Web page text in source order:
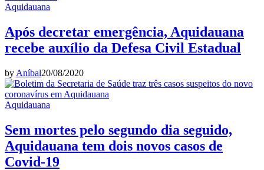
Aquidauana
Após decretar emergência, Aquidauana
recebe auxílio da Defesa Civil Estadual
by Aníbal20/08/2020
Aquidauana
Sem mortes pelo segundo dia seguido,
Aquidauana tem dois novos casos de
Covid-19